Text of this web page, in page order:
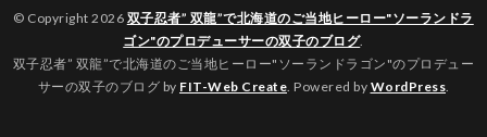
© Copyright 2026 双子忍者” 双龍”で北海道のご当地ヒーロー"ソーランドラ
ゴン"のプロデューサーの双子のブログ.
双子忍者” 双龍”で北海道のご当地ヒーロー"ソーランドラゴン"のプロデュー
サーの双子のブログ by FIT-Web Create . Powered by WordPress